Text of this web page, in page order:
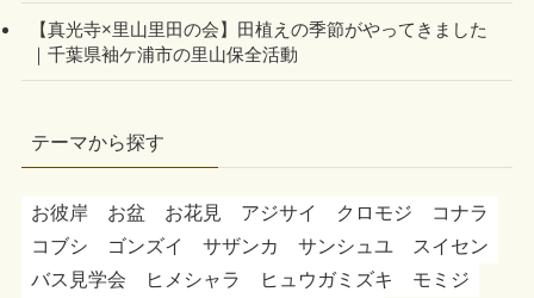
【真光寺×里山里田の会】田植えの季節がやってきました
｜千葉県袖ケ浦市の里山保全活動
テーマから探す
お彼岸 お盆 お花見 アジサイ クロモジ
コナラ
コブシ
ゴンズイ サザンカ サンシュユ
スイセン
バス見学会
ヒメシャラ ヒュウガミズキ
モミジ